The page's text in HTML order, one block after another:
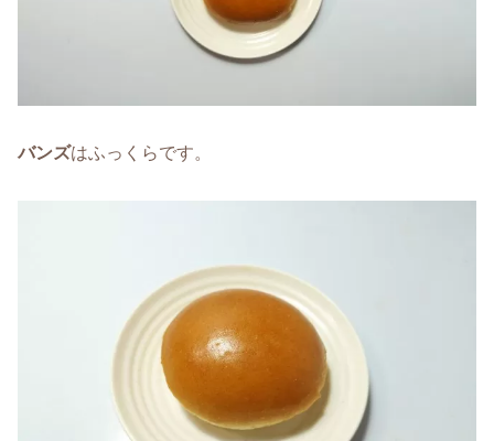
バンズはふっくらです。